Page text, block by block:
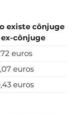
existe cônjuge
cônjuge
euros
euros
euros